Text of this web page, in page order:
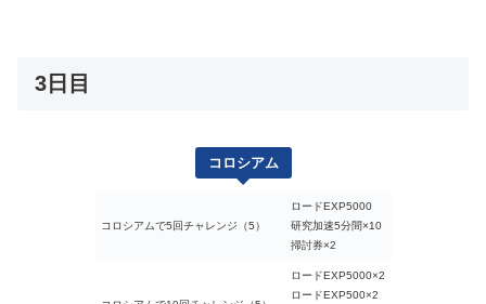
3日目
コロシアム
コロシアムで5回チャレンジ（5）
ロードEXP5000
研究加速5分間×10
掃討券×2
ロードEXP5000×2
ロードEXP500×2